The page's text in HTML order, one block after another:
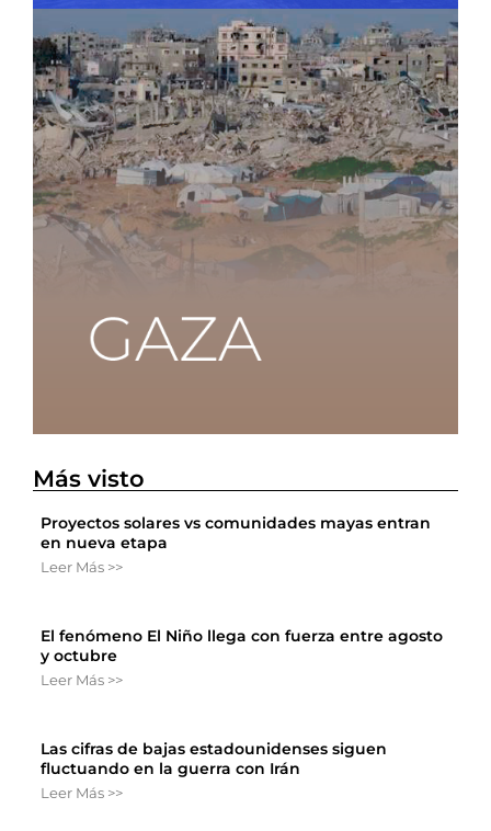
Más visto
Proyectos solares vs comunidades mayas entran
en nueva etapa
Leer Más >>
El fenómeno El Niño llega con fuerza entre agosto
y octubre
Leer Más >>
Las cifras de bajas estadounidenses siguen
fluctuando en la guerra con Irán
Leer Más >>